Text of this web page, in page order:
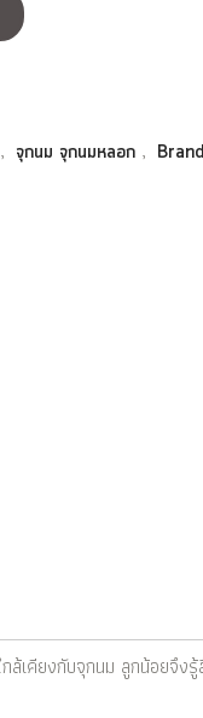
, จุกนม จุกนมหลอก , Brand
คียงกับจุกนม ลูกน้อยจึงรู้